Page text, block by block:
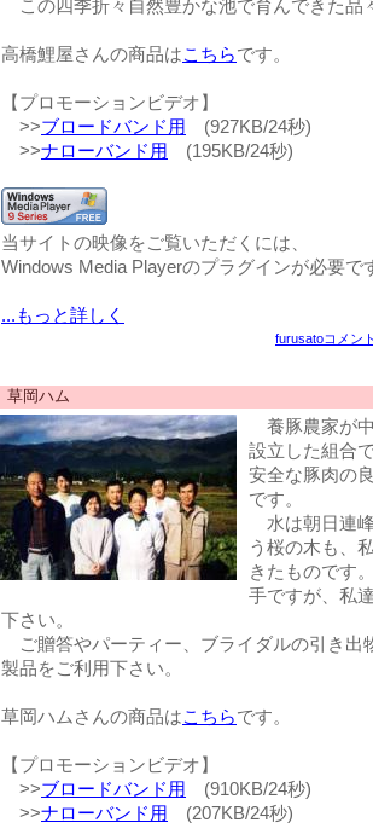
この四季折々自然豊かな池で育んできた品
高橋鯉屋さんの商品はこちらです。
【プロモーションビデオ】
>>ブロードバンド用 (927KB/24秒)
>>ナローバンド用 (195KB/24秒)
当サイトの映像をご覧いただくには、
Windows Media Playerのプラグインが必要で
...もっと詳しく
furusatoコメン
草岡ハム
養豚農家が
設立した組合
安全な豚肉の
です。
水は朝日連
う桜の木も、
きたものです
手ですが、私
下さい。
ご贈答やパーティー、ブライダルの引き出
製品をご利用下さい。
草岡ハムさんの商品はこちらです。
【プロモーションビデオ】
>>ブロードバンド用 (910KB/24秒)
>>ナローバンド用 (207KB/24秒)